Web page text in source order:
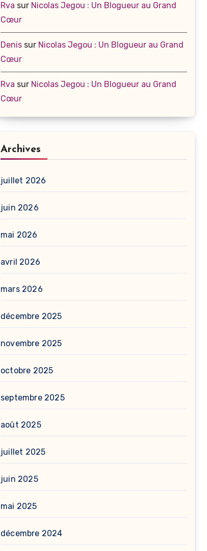
Rva sur Nicolas Jegou : Un Blogueur au Grand
Cœur
Denis sur Nicolas Jegou : Un Blogueur au Grand
Cœur
Rva sur Nicolas Jegou : Un Blogueur au Grand
Cœur
Archives
juillet 2026
juin 2026
mai 2026
avril 2026
mars 2026
décembre 2025
novembre 2025
octobre 2025
septembre 2025
août 2025
juillet 2025
juin 2025
mai 2025
décembre 2024